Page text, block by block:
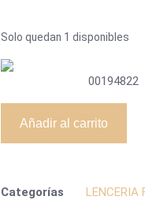
Solo quedan 1 disponibles
00194822
Añadir al carrito
Categorías LENCERIA